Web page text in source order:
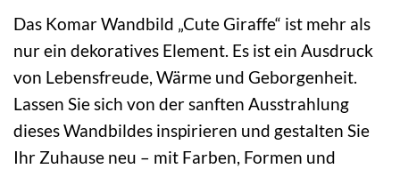
Das Komar Wandbild „Cute Giraffe“ ist mehr als
nur ein dekoratives Element. Es ist ein Ausdruck
von Lebensfreude, Wärme und Geborgenheit.
Lassen Sie sich von der sanften Ausstrahlung
dieses Wandbildes inspirieren und gestalten Sie
Ihr Zuhause neu – mit Farben, Formen und